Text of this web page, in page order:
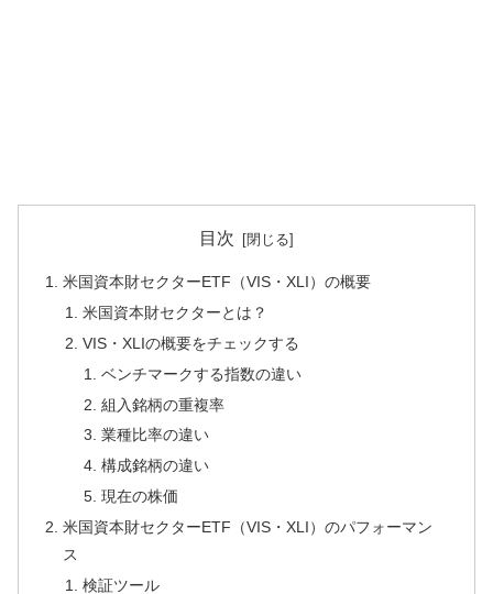
目次
米国資本財セクターETF（VIS・XLI）の概要
米国資本財セクターとは？
VIS・XLIの概要をチェックする
ベンチマークする指数の違い
組入銘柄の重複率
業種比率の違い
構成銘柄の違い
現在の株価
米国資本財セクターETF（VIS・XLI）のパフォーマン
ス
検証ツール